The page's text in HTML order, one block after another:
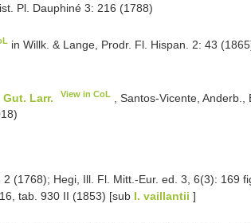
Pl. Dauphiné 3: 216 (1788)
in Willk. & Lange, Prodr. Fl. Hispan. 2: 43
Larr. View in CoL
, Santos-Vicente, Anderb.,
(1768); Hegi, Ill. Fl. Mitt.-Eur. ed. 3, 6(3): 169
tab. 930 II (1853) [sub I. vaillantii ]